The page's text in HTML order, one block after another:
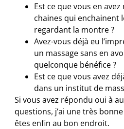
Est ce que vous en
chaines qui enchainent
regardant la montre ?
Avez-vous déjà eu
un massage sans en
quelconque bénéfice ?
Est ce que vous avez
dans un institut de
Si vous avez répondu oui à
questions, j’ai une très
êtes enfin au bon endroit.